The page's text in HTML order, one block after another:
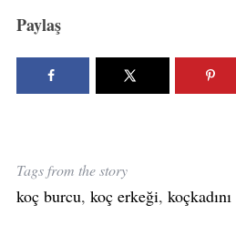
Paylaş
Tags from the story
koç burcu, koç erkeği, koçkadını